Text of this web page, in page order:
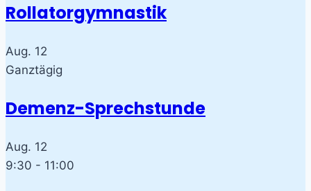
Rollatorgymnastik
Aug. 12
Ganztägig
Demenz-Sprechstunde
Aug. 12
9:30 - 11:00